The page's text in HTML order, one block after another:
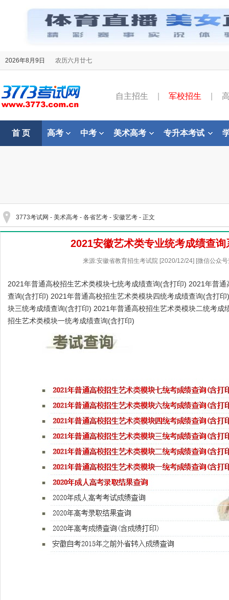
2026年8月9日 农历六月廿七
自主招生 军校招生
首 页 高考 中考 美术高考 专升本考试
3773考试网 - 美术高考 - 各省艺考 - 安徽艺考 - 正文
2021安徽艺术类专业统考成绩查询
来源:安徽省教育招生考试院 [2020/12/24] [微信公众
2021年普通高校招生艺术类模块七统考成绩查询(含打印) 2021年普
查询(含打印) 2021年普通高校招生艺术类模块四统考成绩查询(含打
块三统考成绩查询(含打印) 2021年普通高校招生艺术类模块二统考成
招生艺术类模块一统考成绩查询(含打印)